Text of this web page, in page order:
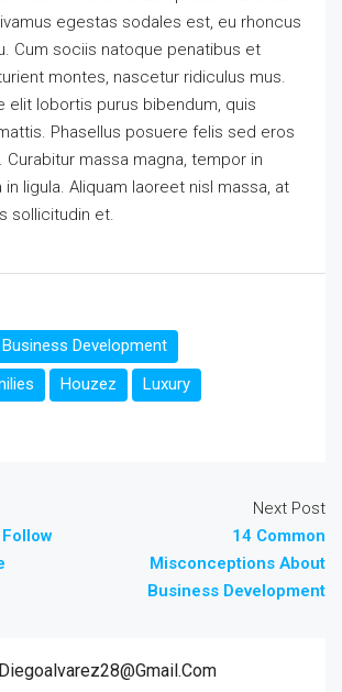
egestas sodales est, eu rhoncus
Cum sociis natoque penatibus et
montes, nascetur ridiculus mus.
elit lobortis purus bibendum, quis
Phasellus posuere felis sed eros
massa magna, tempor in
ligula. Aliquam laoreet nisl massa, at
sollicitudin et.
Business Development
Houzez
Luxury
Next Post
14 Common
Misconceptions About
Business Development
Diegoalvarez28@gmail.com